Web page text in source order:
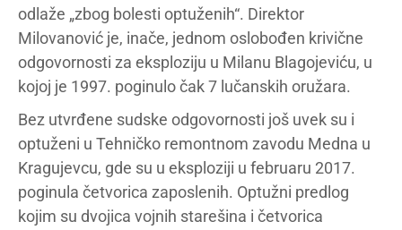
odlaže „zbog bolesti optuženih“. Direktor
Milovanović je, inače, jednom oslobođen krivične
odgovornosti za eksploziju u Milanu Blagojeviću, u
kojoj je 1997. poginulo čak 7 lučanskih oružara.
Bez utvrđene sudske odgovornosti još uvek su i
optuženi u Tehničko remontnom zavodu Medna u
Kragujevcu, gde su u eksploziji u februaru 2017.
poginula četvorica zaposlenih. Optužni predlog
kojim su dvojica vojnih starešina i četvorica